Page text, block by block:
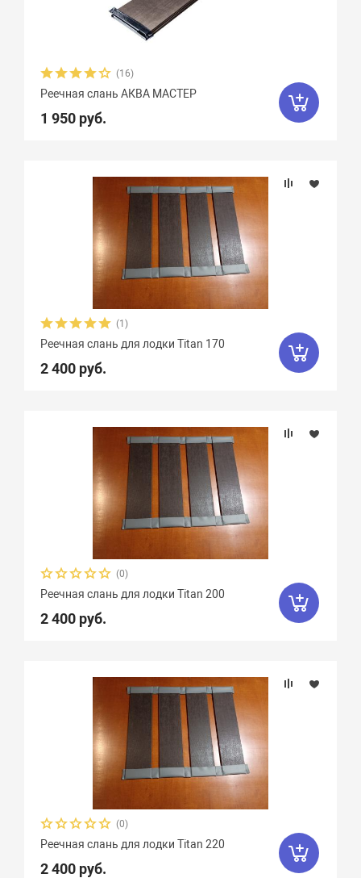
(16)
Реечная слань АКВА МАСТЕР
1 950 руб.
(1)
Реечная слань для лодки Titan 170
2 400 руб.
(0)
Реечная слань для лодки Titan 200
2 400 руб.
(0)
Реечная слань для лодки Titan 220
2 400 руб.